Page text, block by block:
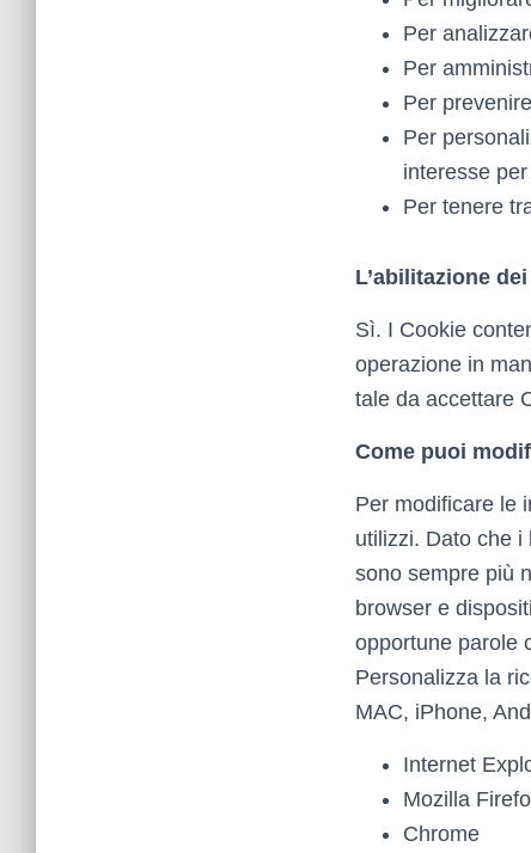
Per
Per
Per
Per
interesse per
Per tenere
L’abilitazione
Sì. I Cookie
operazione in
tale da accettare
Come puoi
Per modificare le
utilizzi. Dato che
sono sempre più
browser e
opportune parole
Personalizza la
MAC, iPhone,
Internet
Mozilla
Chrome